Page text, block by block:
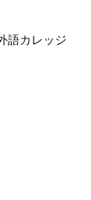
語カレッジ